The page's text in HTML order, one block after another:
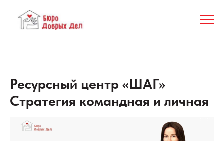
Ресурсный центр «ШАГ»
Стратегия командная и личная